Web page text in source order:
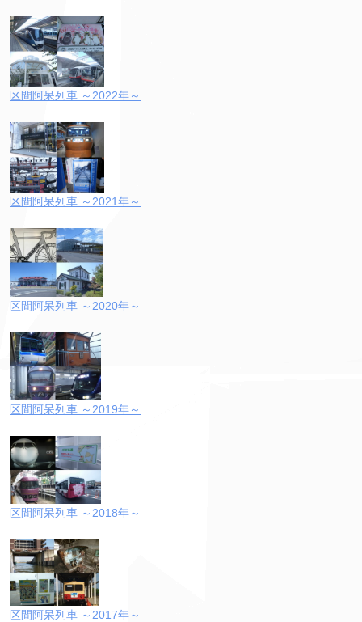
区間阿呆列車 ～2022年～
区間阿呆列車 ～2021年～
区間阿呆列車 ～2020年～
区間阿呆列車 ～2019年～
区間阿呆列車 ～2018年～
区間阿呆列車 ～2017年～